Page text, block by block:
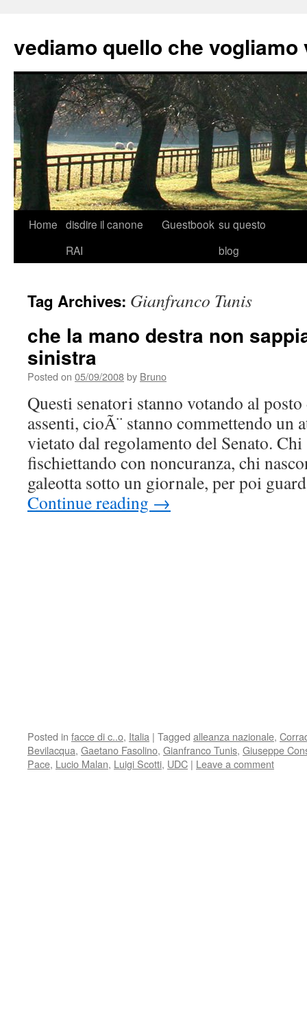
vediamo quello che vogliamo
Skip
Home disdire il canone
RAI
Guestbook su questo
blog
Tag Archives: Gianfranco Tunis
che la mano destra non
sinistra
Posted on 05/09/2008by Bruno
Questi senatori stanno votando al
assenti, cioÃ¨ stanno commettendo un
vietato dal regolamento del Senato.
fischiettando con noncuranza, chi
galeotta sotto un giornale, per poi
Continue reading →
Posted in facce di c..o, Italia | Tagged alleanza nazionale,
Bevilacqua, Gaetano Fasolino, Gianfranco Tunis, Giuseppe
Pace, Lucio Malan, Luigi Scotti, UDC | Leave a comment